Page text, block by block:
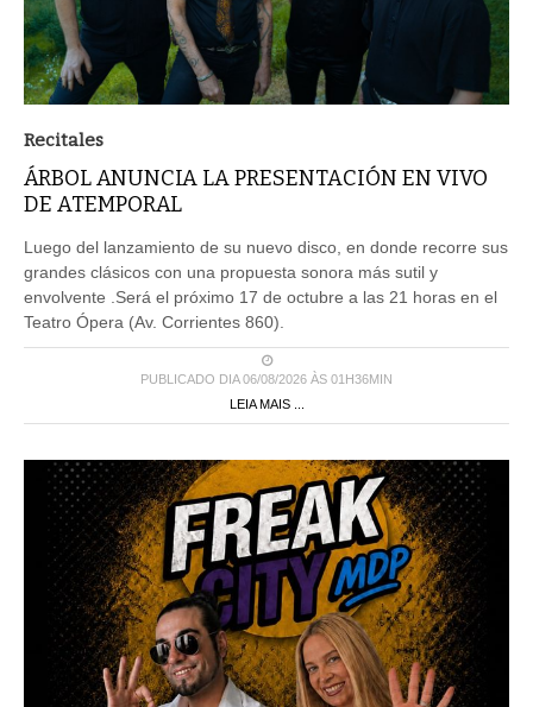
Recitales
ÁRBOL ANUNCIA LA PRESENTACIÓN EN VIVO
DE ATEMPORAL
Luego del lanzamiento de su nuevo disco, en donde recorre sus
grandes clásicos con una propuesta sonora más sutil y
envolvente .Será el próximo 17 de octubre a las 21 horas en el
Teatro Ópera (Av. Corrientes 860).
PUBLICADO DIA 06/08/2026 ÀS 01H36MIN
LEIA MAIS ...